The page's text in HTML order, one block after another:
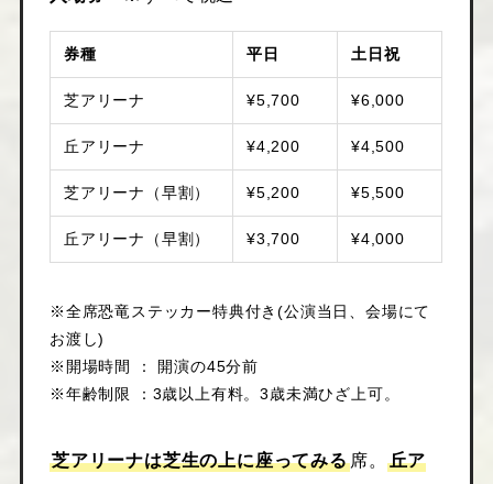
券種 平日 土日祝
芝アリーナ ¥5,700 ¥6,000
丘アリーナ ¥4,200 ¥4,500
芝アリーナ（早割） ¥5,200 ¥5,500
丘アリーナ（早割） ¥3,700 ¥4,000
※全席恐竜ステッカー特典付き(公演当日、会場にて
お渡し)
※開場時間 ： 開演の45分前
※年齢制限 ：3歳以上有料。3歳未満ひざ上可。
芝アリーナは芝生の上に座ってみる席。
丘ア